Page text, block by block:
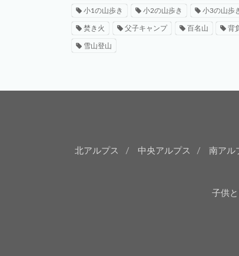
小1の山歩き 小2の山歩き 小3の山歩
焚き火 父子キャンプ 百名山 背
雪山登山
北アルプス
中央アルプス 南アル
子供